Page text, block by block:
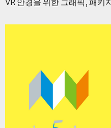
VR 안경을 위한 그래픽, 패키지